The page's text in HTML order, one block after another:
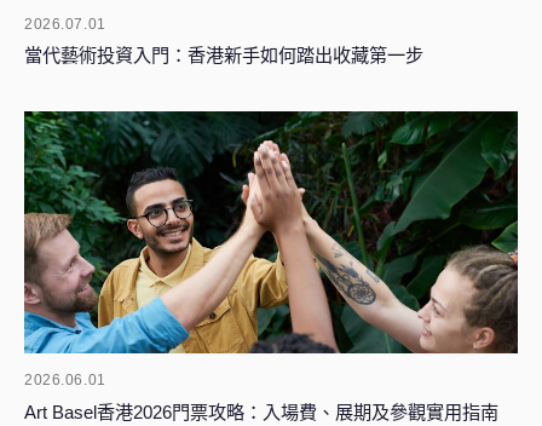
2026.07.01
當代藝術投資入門：香港新手如何踏出收藏第一步
2026.06.01
Art Basel香港2026門票攻略：入場費、展期及參觀實用指南